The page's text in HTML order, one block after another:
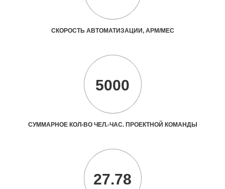
СКОРОСТЬ АВТОМАТИЗАЦИИ, АРМ/МЕС
5000
СУММАРНОЕ КОЛ-ВО ЧЕЛ.-ЧАС. ПРОЕКТНОЙ КОМАНДЫ
27.78